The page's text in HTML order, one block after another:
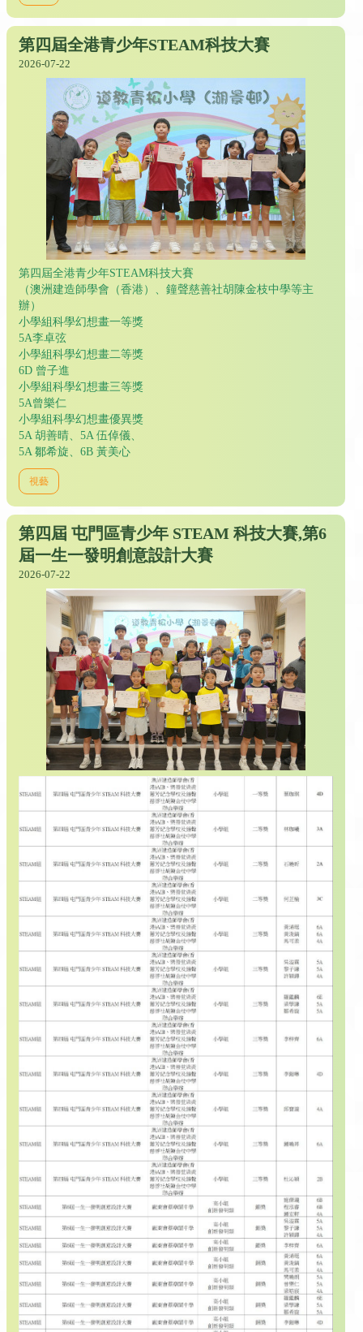
第四屆全港青少年STEAM科技大賽
2026-07-22
第四屆全港青少年STEAM科技大賽
（澳洲建造師學會（香港）、鐘聲慈善社胡陳金枝中學等主
辦）
小學組科學幻想畫一等獎
5A李卓弦
小學組科學幻想畫二等獎
6D 曾子進
小學組科學幻想畫三等獎
5A曾樂仁
小學組科學幻想畫優異獎
5A 胡善晴、5A 伍倬儀、
5A 鄒希旋、6B 黃美心
視藝
第四屆 屯門區青少年 STEAM 科技大賽,第6
屆一生一發明創意設計大賽
2026-07-22